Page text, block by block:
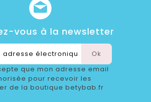
vous à la newsletter
que mon adresse email
pour recevoir les
de la boutique betybab.fr